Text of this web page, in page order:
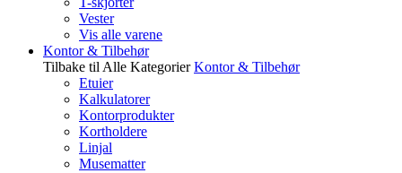
Vester
Vis alle varene
Kontor & Tilbehør
Tilbake til Alle Kategorier Kontor & Tilbehør
Etuier
Kalkulatorer
Kontorprodukter
Kortholdere
Linjal
Musematter